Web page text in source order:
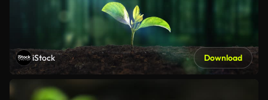
iStock Download